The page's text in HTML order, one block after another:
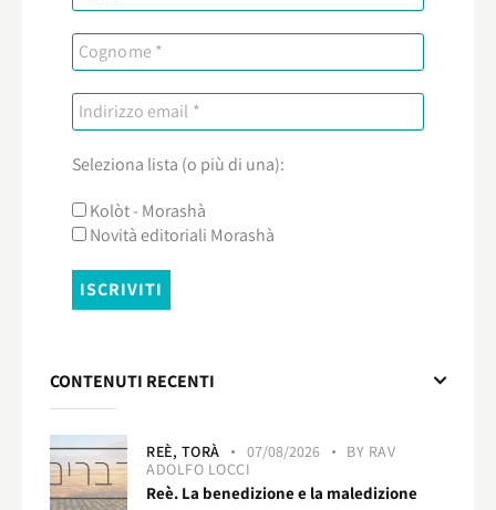
Seleziona lista (o più di una):
Kolòt - Morashà
Novità editoriali Morashà
CONTENUTI RECENTI
REÈ, TORÀ 07/08/2026 BY RAV
ADOLFO LOCCI
Reè. La benedizione e la maledizione